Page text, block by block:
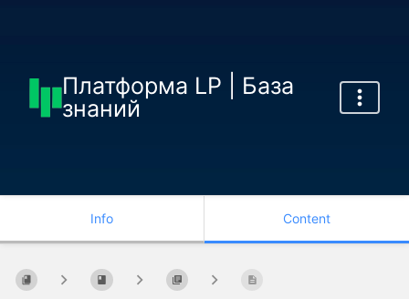
Платформа LP | База
знаний
Info Content